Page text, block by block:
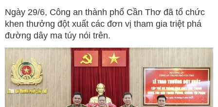
Ngày 29/6, Công an thành phố Cần Thơ đã tổ chức
khen thưởng đột xuất các đơn vị tham gia triệt phá
đường dây ma túy nói trên.